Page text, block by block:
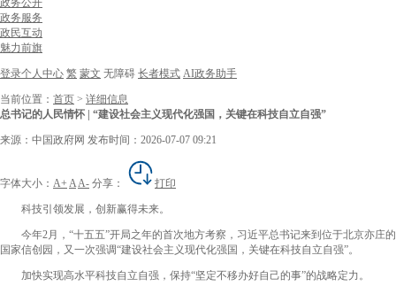
政务公开
政务服务
政民互动
魅力前旗
登录个人中心 繁 蒙文 无障碍 长者模式 AI政务助手
当前位置： 首页 > 详细信息
总书记的人民情怀 | “建设社会主义现代化强国，关键在科技自立自强”
来源：中国政府网 发布时间：2026-07-07 09:21
字体大小： A+ AA- 分享： 打印
科技引领发展，创新赢得未来。
今年2月，“十五五”开局之年的首次地方考察，习近平总书记来到位于北京亦庄的
国家信创园，又一次强调“建设社会主义现代化强国，关键在科技自立自强”。
加快实现高水平科技自立自强，保持“坚定不移办好自己的事”的战略定力。